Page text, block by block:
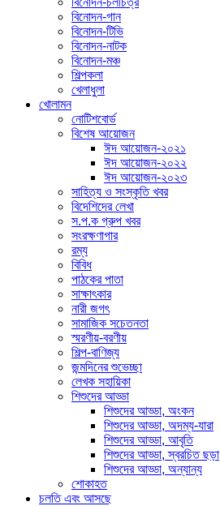
বিনোদন-গান
বিনোদন-টিভি
বিনোদন-নাটক
বিনোদন-মঞ্চ
শিল্পকলা
খেলাধুলা
খোলামন
নোটিশবোর্ড
বিশেষ আয়োজন
ঈদ আয়োজন-২০২১
ঈদ আয়োজন-২০২২
ঈদ আয়োজন-২০২৩
সাহিত্য ও সংস্কৃতি খবর
বিদেশিদের লেখা
স.প.ক গ্রুপ খবর
সংরক্ষণাগার
রম্য
বিবিধ
পাঠকের পাতা
সাক্ষাৎকার
নারী জগৎ
সামাজিক সচেতনতা
স্মরণীয়-বরণীয়
শিল্প-বাণিজ্য
জন্মদিনের শুভেচ্ছা
লেখক সহায়িকা
শিশুদের আড্ডা
শিশুদের আড্ডা, অংকন
শিশুদের আড্ডা, অদম্য-যারা
শিশুদের আড্ডা, আবৃতি
শিশুদের আড্ডা, স্বরচিত ছড়া
শিশুদের আড্ডা, অন্যান্য
শোকাহত
চলতি এবং আসছে